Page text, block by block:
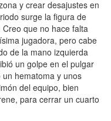
y crear desajustes en
surge la figura de
que no hace falta
jugadora, pero cabe
de la mano izquierda
un golpe en el pulgar
hematoma y unos
del equipo, bien
para cerrar un cuarto